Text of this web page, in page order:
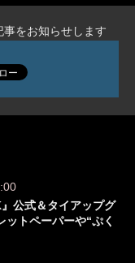
をお知らせします
公式＆タイアップグ
トペーパーや“ぷく